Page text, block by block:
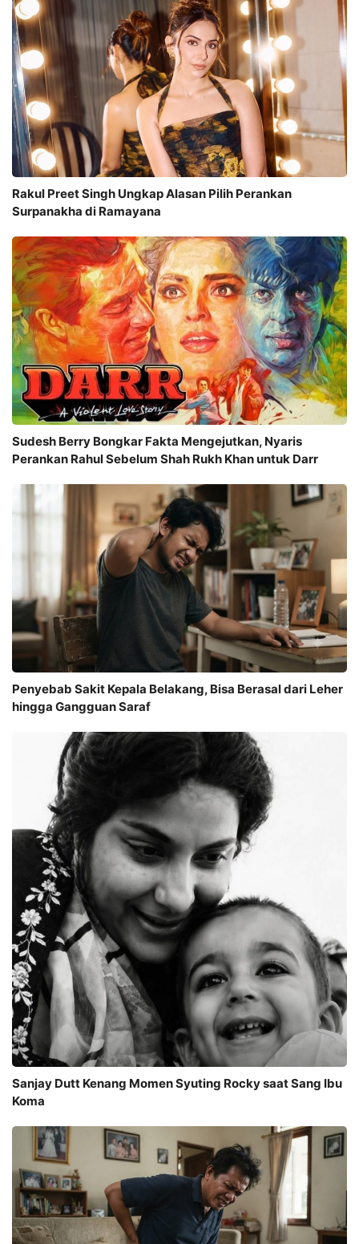
Rakul Preet Singh Ungkap Alasan Pilih Perankan
Surpanakha di Ramayana
Sudesh Berry Bongkar Fakta Mengejutkan, Nyaris
Perankan Rahul Sebelum Shah Rukh Khan untuk Darr
Penyebab Sakit Kepala Belakang, Bisa Berasal dari Leher
hingga Gangguan Saraf
Sanjay Dutt Kenang Momen Syuting Rocky saat Sang Ibu
Koma